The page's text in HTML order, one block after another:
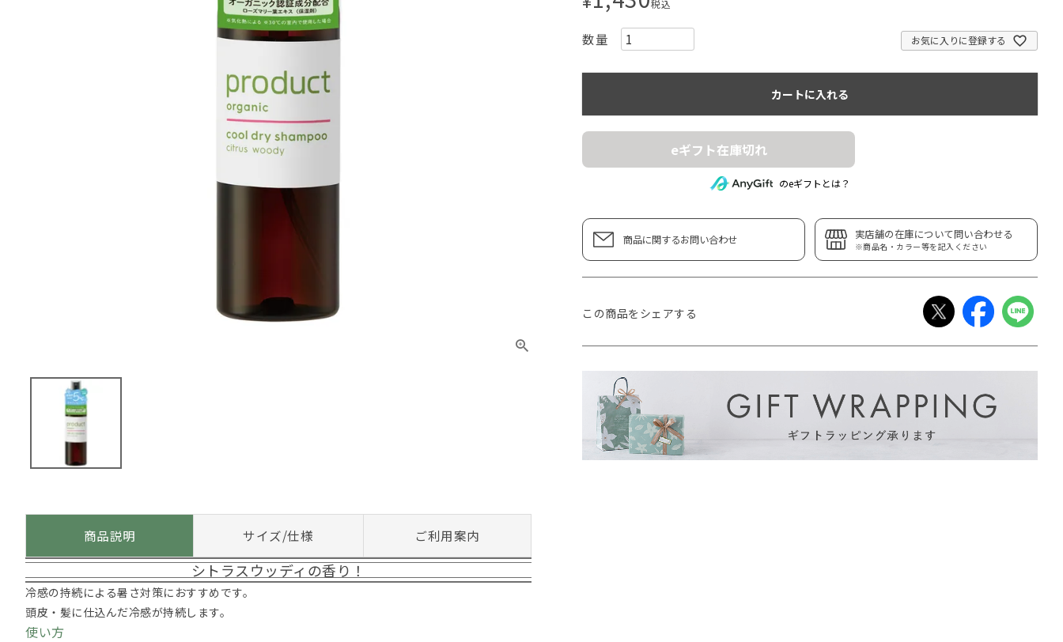
商品説明 サイズ/仕様 ご利用案内
シトラスウッディの香り！
冷感の持続による暑さ対策におすすめです。
頭皮・髪に仕込んだ冷感が持続します。
使い方
税込
お気に入りに登録する
カートに入れる
eギフト在庫切れ
のeギフトとは？
商品に関するお問い合わせ 実店舗の在庫について問い合わせる
※商品名・カラー等を記入ください
この商品をシェアする